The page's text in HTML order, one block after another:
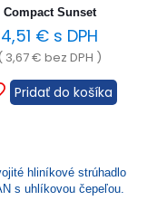
Compact Sunset
4,51 € s DPH
( 3,67€ bez DPH )
Pridať do košíka